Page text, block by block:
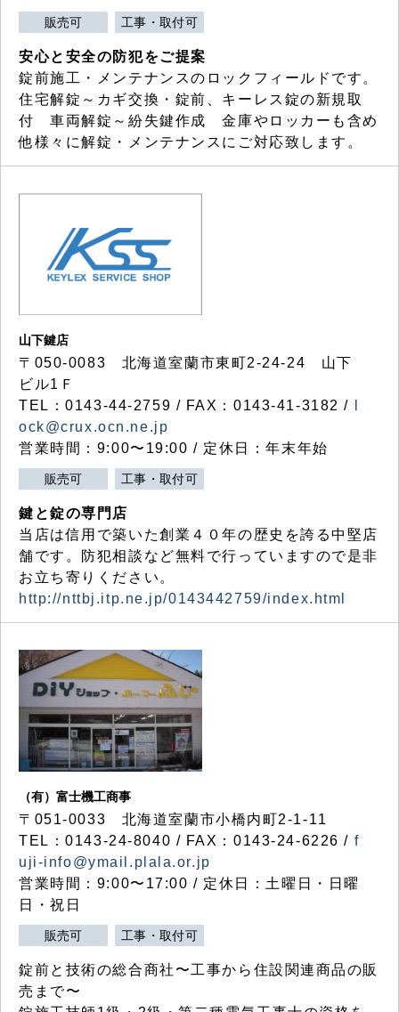
販売可 工事・取付可
安心と安全の防犯をご提案
錠前施工・メンテナンスのロックフィールドです。
住宅解錠～カギ交換・錠前、キーレス錠の新規取
付 車両解錠～紛失鍵作成 金庫やロッカーも含め
他様々に解錠・メンテナンスにご対応致します。
山下鍵店
〒050-0083 北海道室蘭市東町2-24-24 山下
ビル1Ｆ
TEL：0143-44-2759 / FAX：0143-41-3182 /
ock@crux.ocn.ne.jp
営業時間：9:00〜19:00 / 定休日：年末年始
販売可 工事・取付可
鍵と錠の専門店
当店は信用で築いた創業４０年の歴史を誇る中堅店
舗です。防犯相談など無料で行っていますので是非
お立ち寄りください。
http://nttbj.itp.ne.jp/0143442759/index.html
（有）富士機工商事
〒051-0033 北海道室蘭市小橋内町2-1-11
TEL：0143-24-8040 / FAX：0143-24-6226 / f
uji-info@ymail.plala.or.jp
営業時間：9:00〜17:00 / 定休日：土曜日・日曜
日・祝日
販売可 工事・取付可
錠前と技術の総合商社〜工事から住設関連商品の販
売まで〜